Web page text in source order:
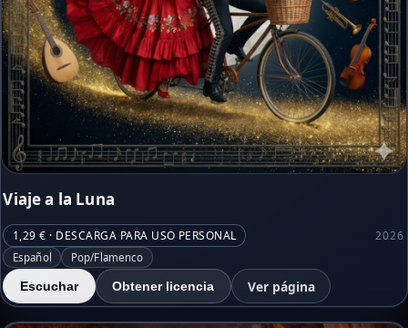
Viaje a la Luna
1,29 € · DESCARGA PARA USO PERSONAL 2026
Español Pop/Flamenco
Escuchar Obtener licencia Ver página